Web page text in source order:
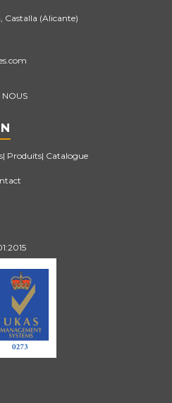
Castalla (Alicante)
NOUS
Produits Catalogue